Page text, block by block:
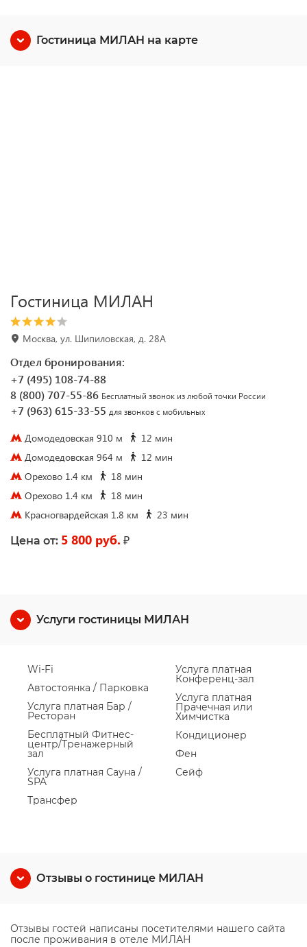
Гостиница МИЛАН на карте
Гостиница МИЛАН
Москва, ул. Шипиловская, д. 28А
Отдел бронирования:
+7 (495) 108-74-88
8 (800) 707-55-86 Бесплатный звонок из любой точки России
+7 (963) 615-33-55 для звонков с мобильных
Домодедовская 910 м
12 мин
Домодедовская 964 м
12 мин
Орехово 1.4 км
18 мин
Орехово 1.4 км
18 мин
Красногвардейская 1.8 км
23 мин
Цена от: 5 800 руб. ₽
Услуги гостиницы МИЛАН
Wi-Fi
Автостоянка / Парковка
Услуга платная Бар /
Ресторан
Бесплатный Фитнес-
центр/Тренажерный
зал
Услуга платная Сауна /
SPA
Трансфер
Услуга платная
Конференц-зал
Услуга платная
Прачечная или
Химчистка
Кондиционер
Фен
Сейф
Отзывы о гостинице МИЛАН
Отзывы гостей написаны посетителями нашего сайта
после проживания в отеле МИЛАН